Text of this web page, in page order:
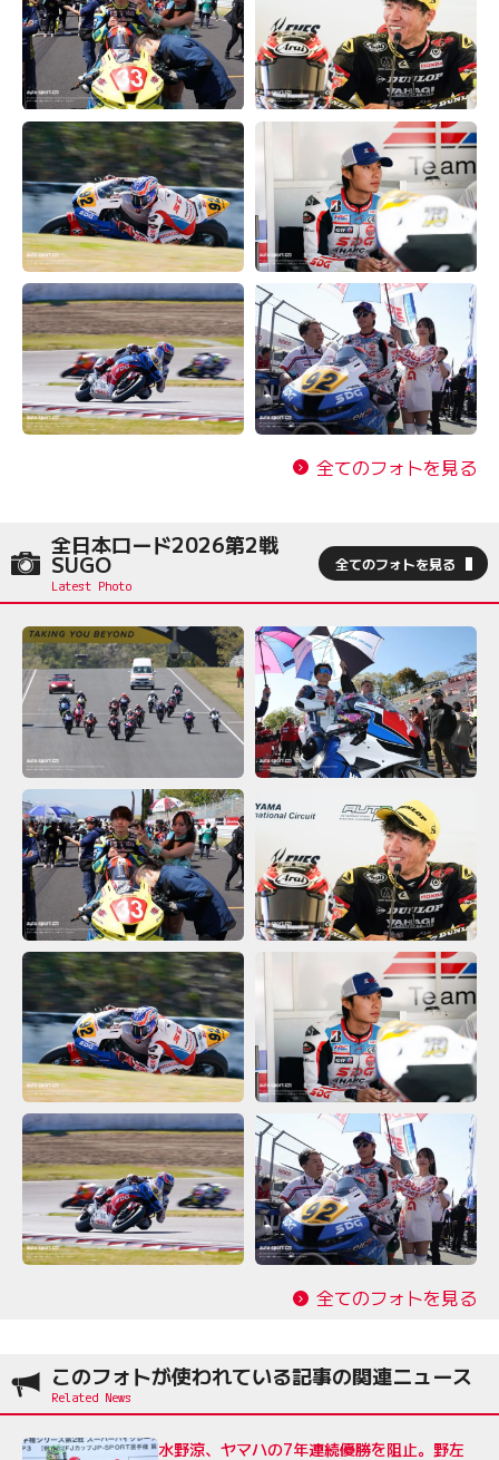
全てのフォトを見る
全日本ロード2026第2戦
SUGO 全てのフォトを見る
全てのフォトを見る
このフォトが使われている記事の関連ニュース
水野涼、ヤマハの7年連続優勝を阻止。野左